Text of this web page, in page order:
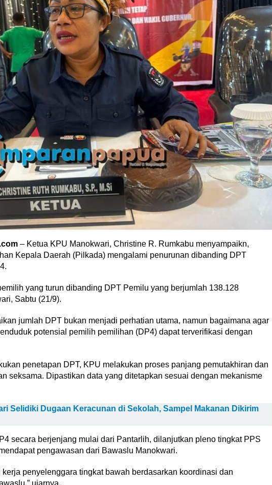
– Ketua KPU Manokwari, Christine R. Rumkabu menyampaikn,
Kepala Daerah (Pilkada) mengalami penurunan dibanding DPT
yang turun dibanding DPT Pemilu yang berjumlah 138.128
Sabtu (21/9).
jumlah DPT bukan menjadi perhatian utama, namun bagaimana agar
potensial pemilih pemilihan (DP4) dapat terverifikasi dengan
penetapan DPT, KPU melakukan proses panjang pemutakhiran dan
seksama. Dipastikan data yang ditetapkan sesuai dengan mekanisme
Selidiki Dugaan Keracunan di Sekolah, Sampel Makanan Dikirim
secara berjenjang mulai dari Pantarlih, dilanjutkan pleno tingkat PPS
pengawasan dari Bawaslu Manokwari.
penyelenggara tingkat bawah berdasarkan koordinasi dan
ujarnya.